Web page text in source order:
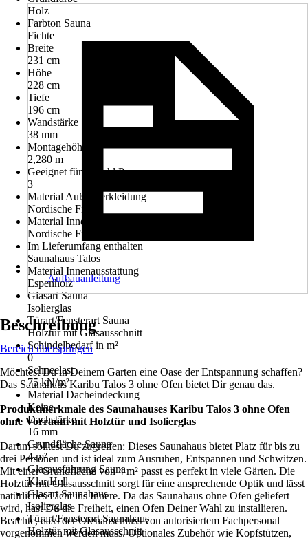
Holz
Farbton Sauna
Fichte
Breite
231 cm
Höhe
228 cm
Tiefe
196 cm
Wandstärke
38 mm
Montagehöhe
2,280 m
Geeignet für Anzahl Personen
3
Material Außenverkleidung
Nordische Fichte
Material Innenverkleidung
Nordische Fichte
Im Lieferumfang enthalten
Saunahaus Talos
Material Innenausstattung
Espenholz
Glasart Sauna
Isolierglas
Türart/Fensterart Sauna
Holztür mit Glasausschnitt
Schindelbedarf in m²
0
Schneelast
75 kN/m²
Material Dacheindeckung
Keine
Dachstärke
16 mm
Grundfläche Sauna
4 m²
Glasausführung Sauna
Klar Hell
Glasart Saunahaus
Isolierglas
Türart/Fensterart Saunahaus
Holztür mit Glasausschnitt
Aufbauanleitung
Beschreibung
Bereich überspringen
Möchtest Du in Deinem Garten eine Oase der Entspannung schaffen?
Das Saunahaus Karibu Talos 3 ohne Ofen bietet Dir genau das.
Produktmerkmale des Saunahauses Karibu Talos 3 ohne Ofen
ohne Vorraum mit Holztür und Isolierglas
Darum solltest Du zugreifen: Dieses Saunahaus bietet Platz für bis zu
drei Personen und ist ideal zum Ausruhen, Entspannen und Schwitzen.
Mit einer Grundfläche von 4 m² passt es perfekt in viele Gärten. Die
Holztür mit Glasausschnitt sorgt für eine ansprechende Optik und lässt
natürliches Licht ins Innere. Da das Saunahaus ohne Ofen geliefert
wird, hast Du die Freiheit, einen Ofen Deiner Wahl zu installieren.
Beachte, dass der Ofenanschluss von autorisiertem Fachpersonal
vorgenommen werden muss. Optionales Zubehör wie Kopfstützen,